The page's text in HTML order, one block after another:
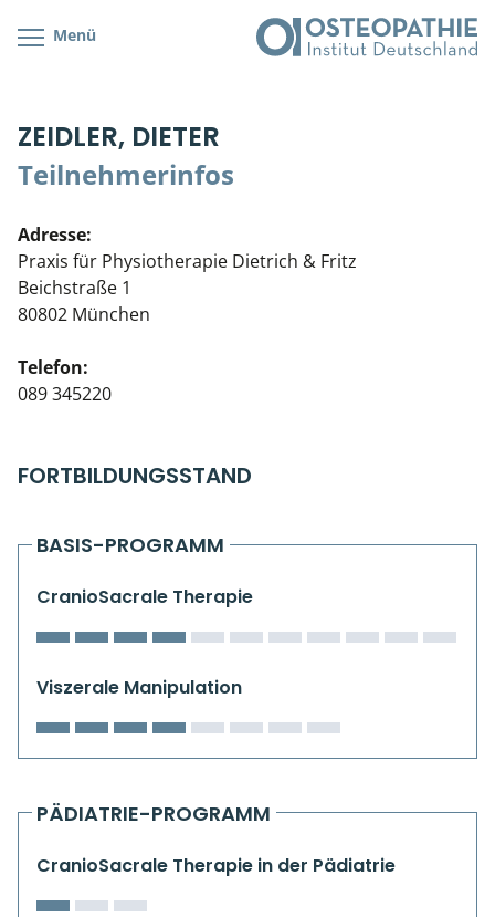
Menü
ZEIDLER, DIETER
Teilnehmerinfos
Adresse:
Praxis für Physiotherapie Dietrich & Fritz
Beichstraße 1
80802 München
Telefon:
089 345220
FORTBILDUNGSSTAND
BASIS-PROGRAMM
CranioSacrale Therapie
Viszerale Manipulation
PÄDIATRIE-PROGRAMM
CranioSacrale Therapie in der Pädiatrie
Cranial/Neurale Osteopathie
Parietale Osteopathie
Viszerale Osteopathie
Klinische & Praktische Kurse
Live Online-Kurse
Bonus-Programm
Veranstaltungsticket DB
Wissenswertes
Teilnehmerliste
Stellenbörse
Soziales Engagement